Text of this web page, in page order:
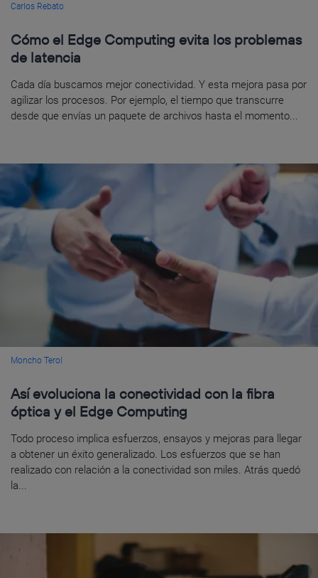
Carlos Rebato
Cómo el Edge Computing evita los problemas
de latencia
Cada día buscamos mejor conectividad. Y esta mejora pasa por
agilizar los procesos. Por ejemplo, el tiempo que transcurre
desde que envías un paquete de archivos hasta el momento...
Moncho Terol
Así evoluciona la conectividad con la fibra
óptica y el Edge Computing
Todo proceso implica esfuerzos, ensayos y mejoras para llegar
a obtener un éxito generalizado. Los esfuerzos que se han
realizado con relación a la conectividad son miles. Atrás quedó
la...